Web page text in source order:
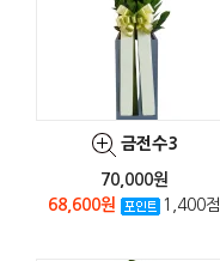
금전수3
70,000원
68,600원
1,400점